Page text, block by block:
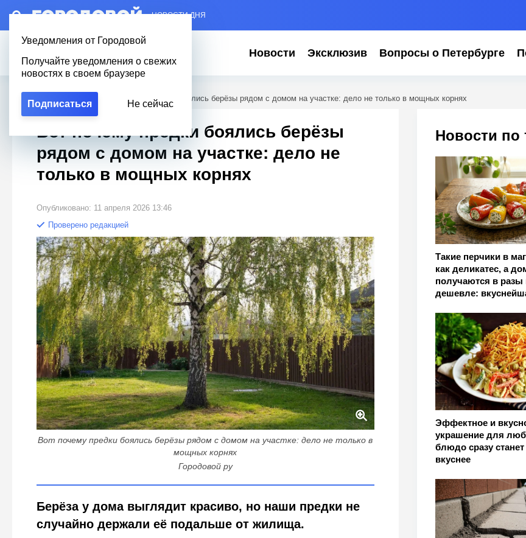
– НОВОСТИ ДНЯ
Уведомления от Городовой
Получайте уведомления о свежих
новостях в своем браузере
Подписаться Не сейчас
Новости Эксклюзив Вопросы о Петербурге
Городовой Вот почему предки боялись берёзы рядом с домом на участке: дело не только в мощных корнях
Новости по
Такие перчики в
как деликатес, а
получаются в разы
дешевле:
Эффектное и
украшение для
блюдо сразу станет
вкуснее
Вот почему предки боялись берёзы
рядом с домом на участке: дело не
только в мощных корнях
Опубликовано: 11 апреля 2026 13:46
Проверено редакцией
Вот почему предки боялись берёзы рядом с домом на участке: дело не только в
мощных корнях
Городовой ру
Берёза у дома выглядит красиво, но наши предки не
случайно держали её подальше от жилища.